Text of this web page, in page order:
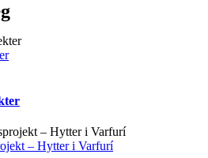
– Hytter i Varfurí